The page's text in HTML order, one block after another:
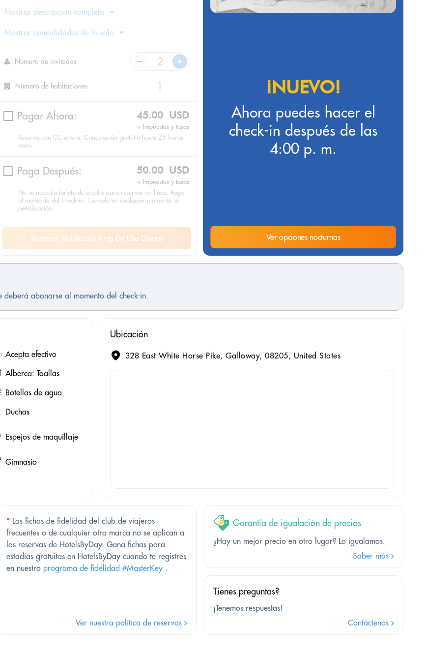
Mostrar descripción completa
Mostrar comodidades de la sala
Número de invitados
Número de habitaciones
Pagar Ahora: 45.00 USD
+ Impuestos y tasas
Reserva con CC ahora. Cancelación gratuita hasta 25 horas
antes
Paga Después: 50.00 USD
+ Impuestos y tasas
No se necesita tarjeta de crédito para reservar en línea. Paga
al momento del check-in. Cancela en cualquier momento sin
penalización.
Reservar Habitación King De Uso Diurno
¡NUEVO!
Ahora puedes hacer el
check-in después de las
4:00 p. m.
Ver opciones nocturnas
abonarse al momento del check-in.
Acepta efectivo
Alberca: Toallas
Botellas de agua
Duchas
Espejos de maquillaje
Gimnasio
Ubicación
328 East White Horse Pike, Galloway, 08205, United States
* Las fichas de fidelidad del club de viajeros
frecuentes o de cualquier otra marca no se aplican a
las reservas de HotelsByDay. Gana fichas para
estadías gratuitas en HotelsByDay cuando te registres
en nuestro programa de fidelidad #MasterKey .
Ver nuestra política de reservas
Garantía de igualación de precios
¿Hay un mejor precio en otro lugar? Lo igualamos.
Saber más
Tienes preguntas?
¡Tenemos respuestas!
Contáctenos